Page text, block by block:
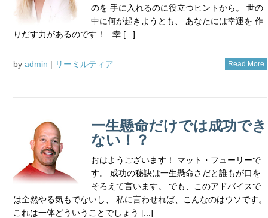
のを 手に入れるのに役立つヒントから。 世の
中に何が起きようとも、 あなたには幸運を 作
りだす力があるのです！ 幸 [...]
by admin | リーミルティア Read More
一生懸命だけでは成功でき
ない！？
おはようございます！ マット・フューリーで
す。 成功の秘訣は一生懸命さだと誰もが口を
そろえて言います。 でも、このアドバイスで
は全然やる気もでないし、 私に言わせれば、こんなのはウソです。
これは一体どういうことでしょう [...]